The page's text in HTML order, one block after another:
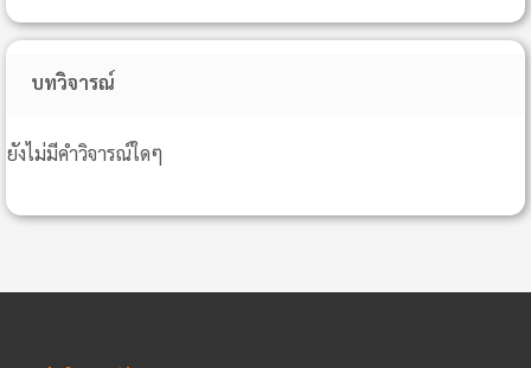
บทวิจารณ์
ยังไม่มีคำวิจารณ์ใดๆ